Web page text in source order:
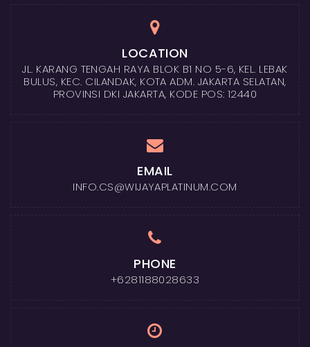
LOCATION
JL. KARANG TENGAH RAYA BLOK B1 NO 5-6, KEL. LEBAK
BULUS, KEC. CILANDAK, KOTA ADM. JAKARTA SELATAN,
PROVINSI DKI JAKARTA, KODE POS: 12440
EMAIL
INFO.CS@WIJAYAPLATINUM.COM
PHONE
+6281188028633